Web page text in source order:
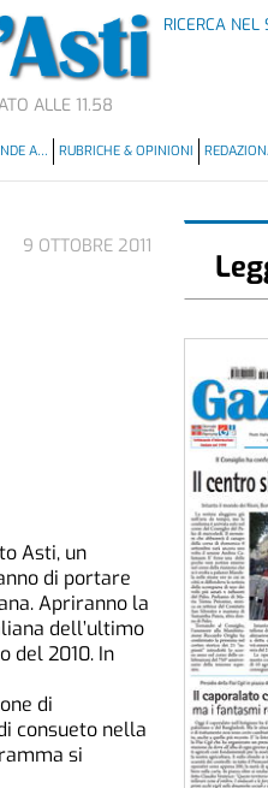
RICERCA NEL
ALLE 11.58
A… RUBRICHE & OPINIONI
9 OTTOBRE 2011
Asti, un
di portare
Apriranno la
dell’ultimo
del 2010. In
di
consueto nella
si